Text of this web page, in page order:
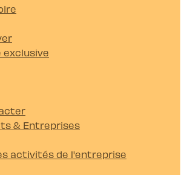
exclusive
& Entreprises
activités de l'entreprise